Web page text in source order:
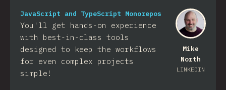
Mike
North
LINKEDIN
JavaScript and TypeScript Monorepos
You'll get hands-on experience
with best-in-class tools
designed to keep the workflows
for even complex projects
simple!